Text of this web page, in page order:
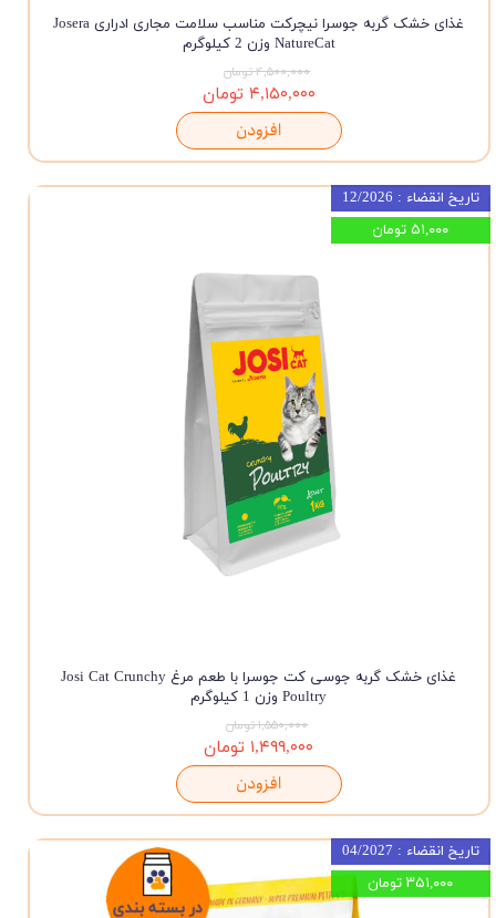
غذای خشک گربه جوسرا نیچرکت مناسب سلامت مجاری ادراری Josera
NatureCat وزن 2 کیلوگرم
۴,۵۰۰,۰۰۰ تومان
۴,۱۵۰,۰۰۰ تومان
افزودن
غذای خشک گربه جوسی کت جوسرا با طعم مرغ Josi Cat Crunchy
Poultry وزن 1 کیلوگرم
۱,۵۵۰,۰۰۰ تومان
۱,۴۹۹,۰۰۰ تومان
افزودن
تاریخ انقضاء : 12/2026
۵۱,۰۰۰ تومان
تاریخ انقضاء : 04/2027
۳۵۱,۰۰۰ تومان